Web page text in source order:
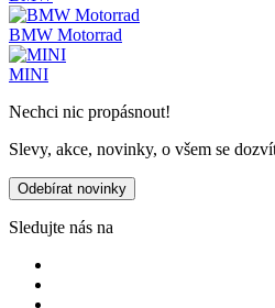
BMW Motorrad
MINI
Nechci nic propásnout!
Slevy, akce, novinky, o všem se
Odebírat novinky
Sledujte nás na